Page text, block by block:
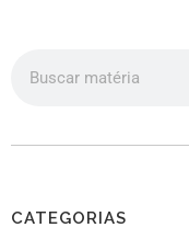
CATEGORIAS